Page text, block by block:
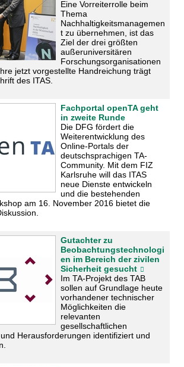
Eine Vorreiterrolle beim
Thema
Nachhaltigkeitsmanagemen
t zu übernehmen, ist das
Ziel der drei größten
außeruniversitären
Forschungsorganisationen
jetzt vorgestellte Handreichung trägt
des ITAS.
Fachportal openTA geht
in zweite Runde
Die DFG fördert die
Weiterentwicklung des
Online-Portals der
deutschsprachigen TA-
Community. Mit dem FIZ
Karlsruhe will das ITAS
neue Dienste entwickeln
und die bestehenden
am 16. November 2016 bietet die
Gutachter zu
Beobachtungstechnologi
en im Bereich der zivilen
Sicherheit gesucht
Im TA-Projekt des TAB
sollen auf Grundlage heute
vorhandener technischer
Möglichkeiten die
relevanten
gesellschaftlichen
Herausforderungen identifiziert und